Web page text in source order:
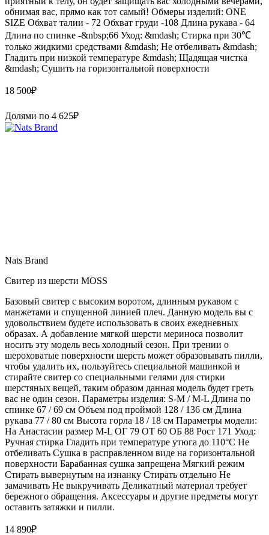
обнимая вас, прямо как тот самый! Обмеры изделий: ONE
SIZE Обхват талии - 72 Обхват груди -108 Длина рукава - 64
Длина по спинке -&nbsp;66 Уход: &mdash; Стирка при 30℃
только жидкими средствами &mdash; Не отбеливать &mdash;
Гладить при низкой температуре &mdash; Щадящая чистка
&mdash; Сушить на горизонтальной поверхности
18 500₽
Долями по 4 625₽
Nats Brand
Свитер из шерсти MOSS
Базовый свитер с высоким воротом, длинным рукавом с
манжетами и спущенной линией плеч. Данную модель вы с
удовольствием будете использовать в своих ежедневных
образах. А добавление мягкой шерсти мериноса позволит
носить эту модель весь холодный сезон. При трении о
шероховатые поверхности шерсть может образовывать пилли,
чтобы удалить их, пользуйтесь специальной машинкой и
стирайте свитер со специальными гелями для стирки
шерстяных вещей, таким образом данная модель будет греть
вас не один сезон. Параметры изделия: S-M / M-L Длина по
спинке 67 / 69 см Объем под проймой 128 / 136 см Длина
рукава 77 / 80 см Высота горла 18 / 18 см Параметры модели:
На Анастасии размер M-L ОГ 79 ОТ 60 ОБ 88 Рост 171 Уход:
Ручная стирка Гладить при температуре утюга до 110°C Не
отбеливать Сушка в расправленном виде на горизонтальной
поверхности Барабанная сушка запрещена Мягкий режим
Стирать вывернутым на изнанку Стирать отдельно Не
замачивать Не выкручивать Деликатный материал требует
бережного обращения. Аксессуары и другие предметы могут
оставить затяжки и пилли.
14 890₽